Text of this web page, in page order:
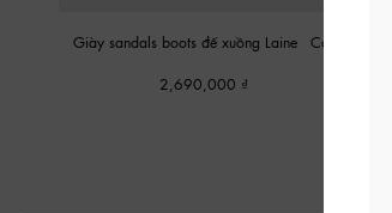
Giày sandals boots đế xuồng Laine -Cát
2,690,000